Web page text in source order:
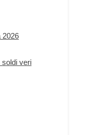
2026
soldi veri